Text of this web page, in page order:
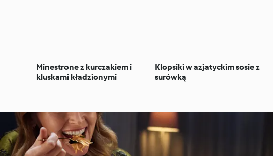
Minestrone z kurczakiem i
kluskami kładzionymi
Klopsiki w azjatyckim sosie z
surówką